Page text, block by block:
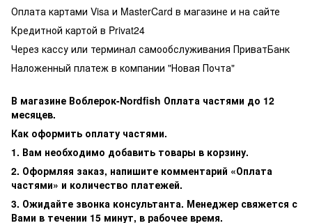
Оплата картами Visa и MasterCard в магазине и на сайте
Кредитной картой в Privat24
Через кассу или терминал самообслуживания ПриватБанк
Наложенный платеж в компании "Новая Почта"
В магазине Воблерок-Nordfish Оплата частями до 12
месяцев.
Как оформить оплату частями.
1. Вам необходимо добавить товары в корзину.
2. Оформляя заказ, напишите комментарий «Оплата
частями» и количество платежей.
3. Ожидайте звонка консультанта. Менеджер свяжется с
Вами в течении 15 минут, в рабочее время.